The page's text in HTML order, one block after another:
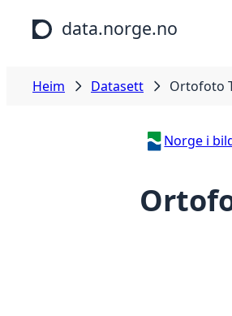
Hopp til hovudinnhald
data.norge.no
Heim Datasett Ortofoto
Norge i